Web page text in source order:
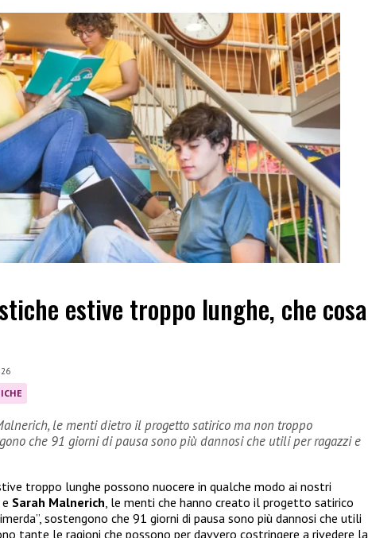
estive troppo lunghe, che cosa
le menti dietro il progetto satirico ma non troppo
che 91 giorni di pausa sono più dannosi che utili per ragazzi e
troppo lunghe possono nuocere in qualche modo ai nostri
e Sarah Malnerich , le menti che hanno creato il progetto satirico
sostengono che 91 giorni di pausa sono più dannosi che utili
tante le ragioni che possono per davvero costringere a rivedere la